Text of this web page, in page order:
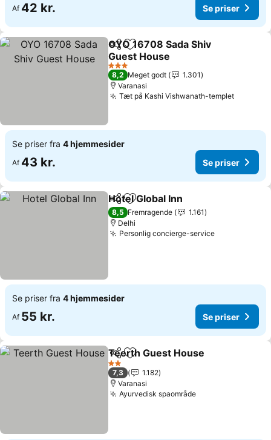
Af 42 kr. Se priser
Del Føj til favoritter
OYO 16708 Sada Shiv
Guest House
3 Stjerner
8,2 Meget godt
1.301
Varanasi
Tæt på Kashi Vishwanath-templet
Se priser fra 4 hjemmesider
Af 43 kr. Se priser
Del Føj til favoritter
Hotel Global Inn
8,5 Fremragende
1.161
Delhi
Personlig concierge-service
Se priser fra 4 hjemmesider
Af 55 kr. Se priser
Del Føj til favoritter
Teerth Guest House
2 Stjerner
7,3
1.182
Varanasi
Ayurvedisk spaområde